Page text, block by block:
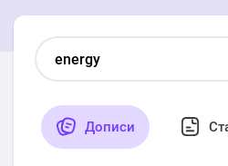
Дописи